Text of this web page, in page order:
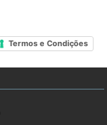
Termos e Condições